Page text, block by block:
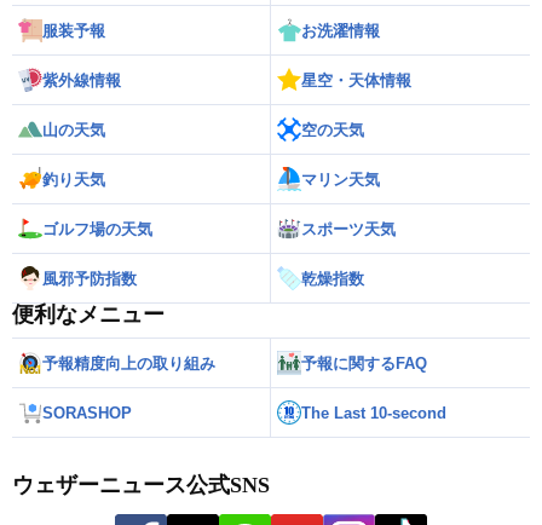
服装予報 お洗濯情報
紫外線情報 星空・天体情報
山の天気 空の天気
釣り天気 マリン天気
ゴルフ場の天気 スポーツ天気
風邪予防指数 乾燥指数
便利なメニュー
予報精度向上の取り組み 予報に関するFAQ
SORASHOP The Last 10-second
ウェザーニュース公式SNS